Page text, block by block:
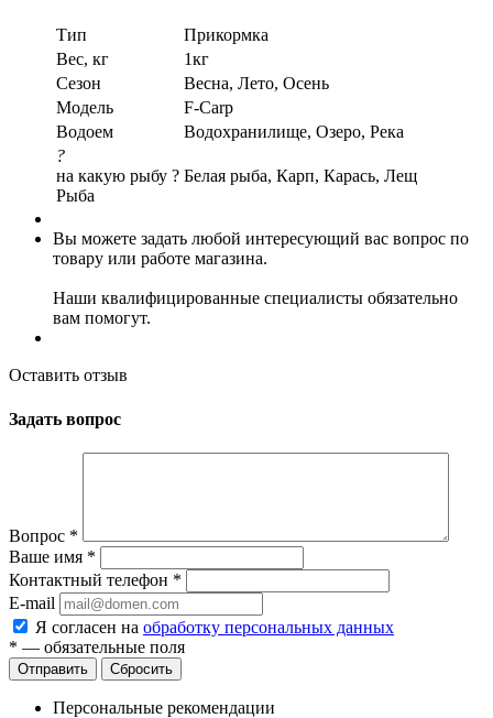
Тип
Прикормка
Вес, кг
1кг
Сезон
Весна, Лето, Осень
Модель
F-Carp
Водоем
Водохранилище, Озеро, Река
?
на какую рыбу ?
Рыба
Белая рыба, Карп, Карась, Лещ
Вы можете задать любой интересующий вас вопрос по
товару или работе магазина.
Наши квалифицированные специалисты обязательно
вам помогут.
Оставить отзыв
Задать вопрос
Вопрос *
Ваше имя *
Контактный телефон *
E-mail
Я согласен на обработку персональных данных
* — обязательные поля
Сбросить
Персональные рекомендации